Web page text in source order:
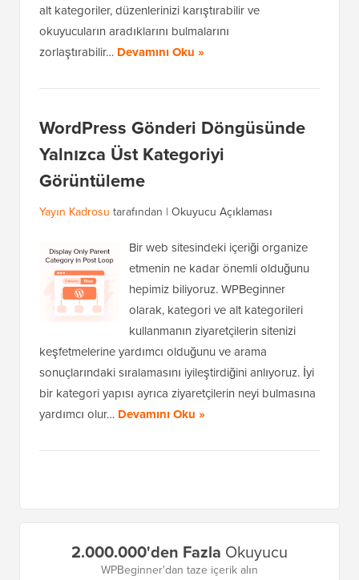
alt kategoriler, düzenlerinizi karıştırabilir ve
okuyucuların aradıklarını bulmalarını
zorlaştırabilir… Devamını Oku »
WordPress Gönderi Döngüsünde
Yalnızca Üst Kategoriyi
Görüntüleme
Yayın Kadrosu tarafından | Okuyucu Açıklaması
Bir web sitesindeki içeriği organize
etmenin ne kadar önemli olduğunu
hepimiz biliyoruz. WPBeginner
olarak, kategori ve alt kategorileri
kullanmanın ziyaretçilerin sitenizi
keşfetmelerine yardımcı olduğunu ve arama
sonuçlarındaki sıralamasını iyileştirdiğini anlıyoruz. İyi
bir kategori yapısı ayrıca ziyaretçilerin neyi bulmasına
yardımcı olur… Devamını Oku »
2.000.000'den Fazla Okuyucu
WPBeginner'dan taze içerik alın